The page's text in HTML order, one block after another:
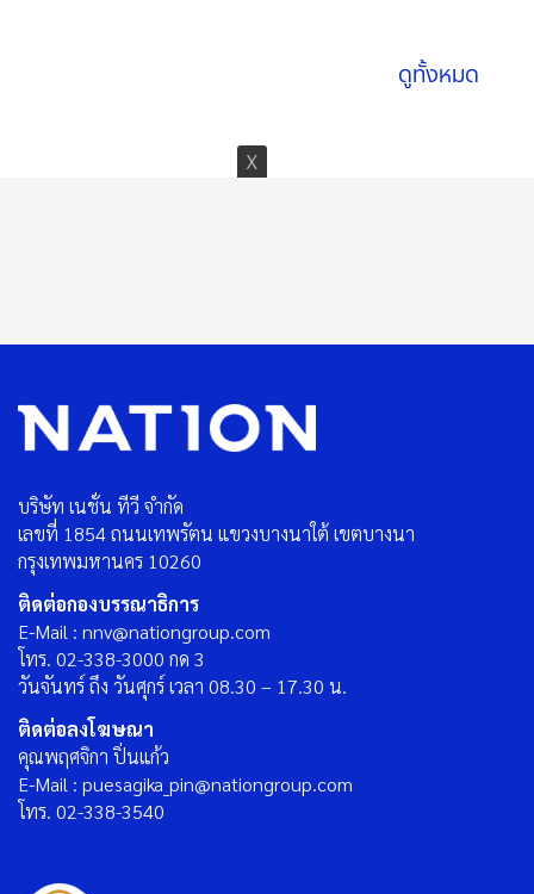
ดูทั้งหมด
บริษัท เนชั่น ทีวี จำกัด
เลขที่ 1854 ถนนเทพรัตน แขวงบางนาใต้ เขตบางนา
กรุงเทพมหานคร 10260
ติดต่อกองบรรณาธิการ
E-Mail : nnv@nationgroup.com
โทร. 02-338-3000 กด 3
วันจันทร์ ถึง วันศุกร์ เวลา 08.30 – 17.30 น.
ติดต่อลงโฆษณา
คุณพฤศจิกา ปิ่นแก้ว
E-Mail : puesagika_pin@nationgroup.com
โทร. 02-338-3540